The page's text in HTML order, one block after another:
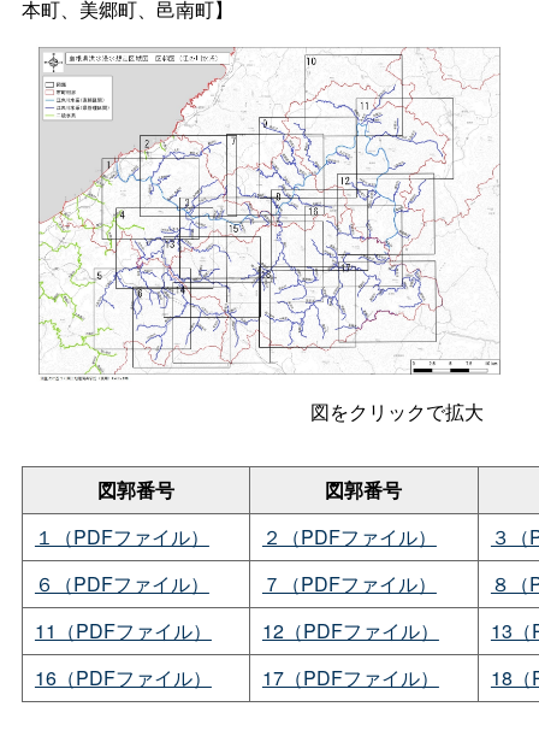
本町、美郷町、邑南町】
図をクリックで拡大
図郭番号
図郭番号
１（PDFファイル）
２（PDFファイル）
３（
６（PDFファイル）
７（PDFファイル）
８（
11（PDFファイル）
12（PDFファイル）
13（
16（PDFファイル）
17（PDFファイル） 18（